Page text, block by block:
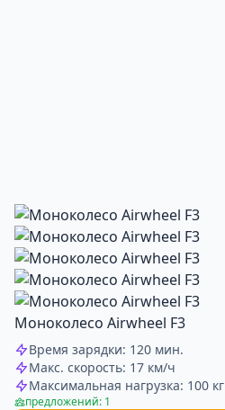
Моноколесо Airwheel F3
Время зарядки: 120 мин.
Макс. скорость: 17 км/ч
Максимальная нагрузка: 100 кг
предложений: 1